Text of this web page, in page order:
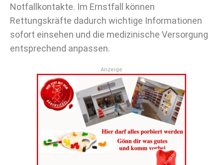
Notfallkontakte. Im Ernstfall können
Rettungskräfte dadurch wichtige Informationen
sofort einsehen und die medizinische Versorgung
entsprechend anpassen.
Anzeige